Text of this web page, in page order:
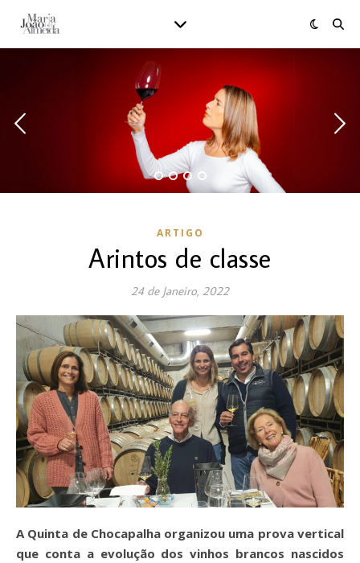
ARTIGO
Arintos de classe
24 de Janeiro, 2022
A Quinta de Chocapalha organizou uma prova vertical
que conta a evolução dos vinhos brancos nascidos